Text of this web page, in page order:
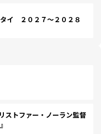
イ ２０２７～２０２８
ストファー・ノーラン監督